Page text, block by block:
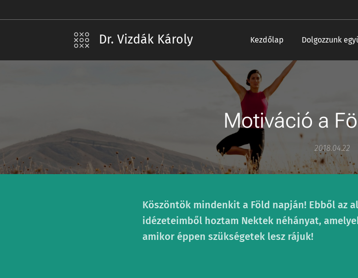
Dr. Vizdák Károly Kezdőlap Dolgozzunk
Motiváció a
2018.04.22
Köszöntök mindenkit a Föld napján! Ebből az
idézeteimből hoztam Nektek néhányat,
amikor éppen szükségetek lesz rájuk!